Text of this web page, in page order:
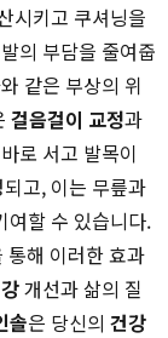
시키고 쿠셔닝을
의 부담을 줄여줍
같은 부상의 위
걸음걸이 교정과
로 서고 발목이
고, 이는 무릎과
여할 수 있습니다.
통해 이러한 효과
개선과 삶의 질
솔은 당신의 건강